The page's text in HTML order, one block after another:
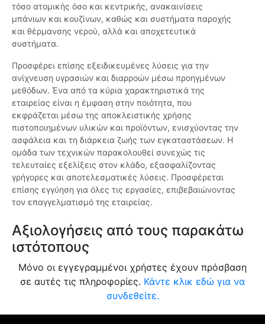
τόσο ατομικής όσο και κεντρικής, ανακαινίσεις
μπάνιων και κουζίνων, καθώς και συστήματα παροχής
και θέρμανσης νερού, αλλά και αποχετευτικά
συστήματα.
Προσφέρει επίσης εξειδικευμένες λύσεις για την
ανίχνευση υγρασιών και διαρροών μέσω προηγμένων
μεθόδων. Ένα από τα κύρια χαρακτηριστικά της
εταιρείας είναι η έμφαση στην ποιότητα, που
εκφράζεται μέσω της αποκλειστικής χρήσης
πιστοποιημένων υλικών και προϊόντων, ενισχύοντας την
ασφάλεια και τη διάρκεια ζωής των εγκαταστάσεων. Η
ομάδα των τεχνικών παρακολουθεί συνεχώς τις
τελευταίες εξελίξεις στον κλάδο, εξασφαλίζοντας
γρήγορες και αποτελεσματικές λύσεις. Προσφέρεται
επίσης εγγύηση για όλες τις εργασίες, επιβεβαιώνοντας
τον επαγγελματισμό της εταιρείας.
Αξιολογήσεις από τους παρακάτω
ιστότοπους
Μόνο οι εγγεγραμμένοι χρήστες έχουν πρόσβαση
σε αυτές τις πληροφορίες. Κάντε κλικ εδώ για να
συνδεθείτε.